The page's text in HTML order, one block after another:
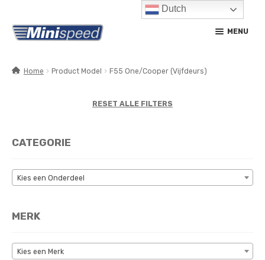
Ga
door
navigatie
Ga
naar
inhoud
MENU
CONTACT
MIJN ACCOUNT
Home Product Model F55 One/Cooper (Vijfdeurs)
RESET ALLE FILTERS
CATEGORIE
Kies een Onderdeel
MERK
Kies een Merk
Dutch